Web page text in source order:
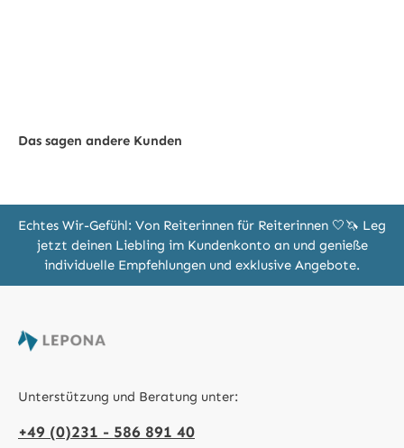
Das sagen andere Kunden
Echtes Wir-Gefühl: Von Reiterinnen für Reiterinnen 🤍🦄 Leg
jetzt deinen Liebling im Kundenkonto an und genieße
individuelle Empfehlungen und exklusive Angebote.
Unterstützung und Beratung unter:
+49 (0)231 - 586 891 40